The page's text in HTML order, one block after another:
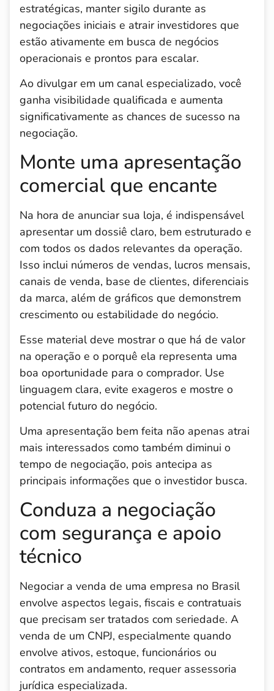
estratégicas, manter sigilo durante as
negociações iniciais e atrair investidores que
estão ativamente em busca de negócios
operacionais e prontos para escalar.
Ao divulgar em um canal especializado, você
ganha visibilidade qualificada e aumenta
significativamente as chances de sucesso na
negociação.
Monte uma apresentação
comercial que encante
Na hora de anunciar sua loja, é indispensável
apresentar um dossiê claro, bem estruturado e
com todos os dados relevantes da operação.
Isso inclui números de vendas, lucros mensais,
canais de venda, base de clientes, diferenciais
da marca, além de gráficos que demonstrem
crescimento ou estabilidade do negócio.
Esse material deve mostrar o que há de valor
na operação e o porquê ela representa uma
boa oportunidade para o comprador. Use
linguagem clara, evite exageros e mostre o
potencial futuro do negócio.
Uma apresentação bem feita não apenas atrai
mais interessados como também diminui o
tempo de negociação, pois antecipa as
principais informações que o investidor busca.
Conduza a negociação
com segurança e apoio
técnico
Negociar a venda de uma empresa no Brasil
envolve aspectos legais, fiscais e contratuais
que precisam ser tratados com seriedade. A
venda de um CNPJ, especialmente quando
envolve ativos, estoque, funcionários ou
contratos em andamento, requer assessoria
jurídica especializada.